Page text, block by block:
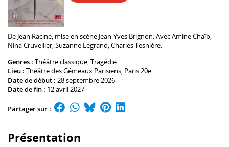
De Jean Racine, mise en scène Jean-Yves Brignon. AvecAmine Chaïb,
Nina Cruveiller,Suzanne Legrand,Charles Tesnière.
Genres : Théâtre classique,Tragédie
Lieu : Théâtre des Gémeaux Parisiens, Paris 20e
Date de début : 28 septembre 2026
Date de fin : 12 avril 2027
Partager sur :
Présentation